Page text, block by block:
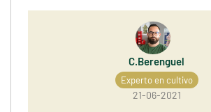
C.Berenguel
Experto en cultivo
21-06-2021